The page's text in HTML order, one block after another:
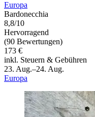
Europa
Bardonecchia
8,8/10
Hervorragend
(90 Bewertungen)
173 €
inkl. Steuern & Gebühren
23. Aug.–24. Aug.
Europa